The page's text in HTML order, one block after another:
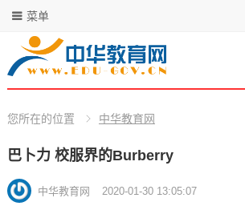
菜单
您所在的位置 中华教育网
巴卜力 校服界的Burberry
中华教育网 2020-01-30 13:05:07